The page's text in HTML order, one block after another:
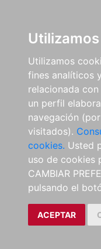
Utilizamos
fines analíticos
relacionada
un perfil
navegación
visitados).
cookies. Usted
uso de cookies
CAMBIAR
pulsando el
ACEPTAR